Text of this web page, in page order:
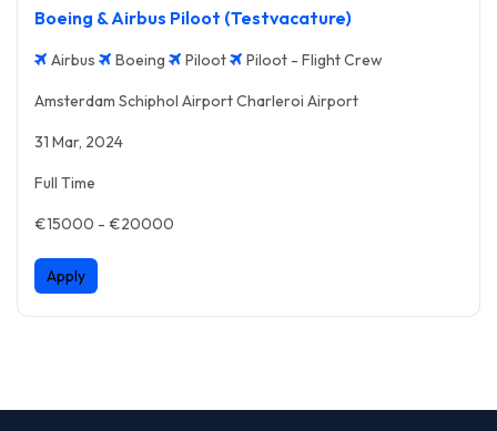
Boeing & Airbus Piloot (Testvacature)
Airbus Boeing Piloot Piloot - Flight Crew
Amsterdam Schiphol Airport Charleroi Airport
31 Mar, 2024
Full Time
€15000 - €20000
Apply